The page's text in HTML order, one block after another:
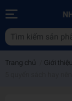
Trang chủ Giới